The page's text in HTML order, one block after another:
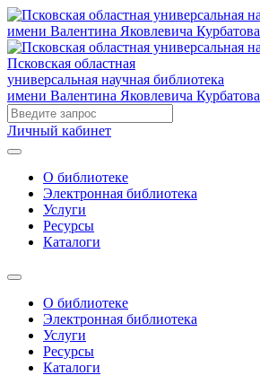
Псковская областная
универсальная научная библиотека
имени Валентина Яковлевича Курбатова
Личный кабинет
О библиотеке
Электронная библиотека
Услуги
Ресурсы
Каталоги
О библиотеке
Электронная библиотека
Услуги
Ресурсы
Каталоги